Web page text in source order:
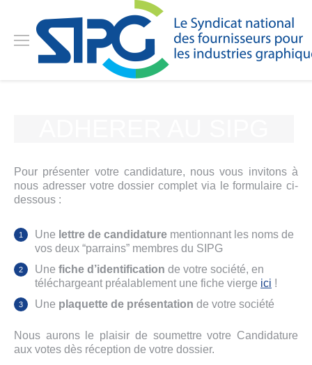
Pour présenter votre candidature, nous vous invitons à
nous adresser votre dossier complet via le formulaire ci-
dessous :
Une lettre de candidature mentionnant les noms de
vos deux “parrains” membres du SIPG
Une fiche d’identification de votre société, en
téléchargeant préalablement une fiche vierge ici !
Une plaquette de présentation de votre société
Nous aurons le plaisir de soumettre votre Candidature
aux votes dès réception de votre dossier.